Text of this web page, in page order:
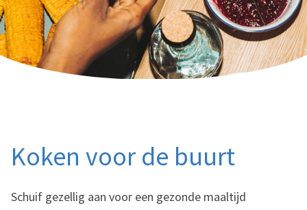
Koken voor de buurt
Schuif gezellig aan voor een gezonde maaltijd